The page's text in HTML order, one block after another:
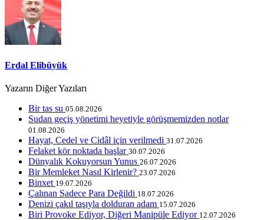
Erdal Elibüyük
Yazarın Diğer Yazıları
Bir tas su 05.08.2026
Sudan geçiş yönetimi heyetiyle görüşmemizden notlar
01.08.2026
Hayat, Cedel ve Cidâl için verilmedi 31.07.2026
Felaket kör noktada başlar 30.07.2026
Dünyalık Kokuyorsun Yunus 26.07.2026
Bir Memleket Nasıl Kirlenir? 23.07.2026
Binxet 19.07.2026
Çalınan Sadece Para Değildi 18.07.2026
Denizi çakıl taşıyla dolduran adam 15.07.2026
Biri Provoke Ediyor, Diğeri Manipüle Ediyor 12.07.2026